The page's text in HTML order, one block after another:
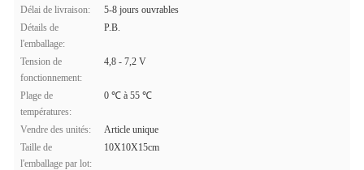
Délai de livraison:
5-8 jours ouvrables
Détails de
l'emballage:
P.B.
Tension de
fonctionnement:
4,8 - 7,2 V
Plage de
températures:
0 ℃ à 55 ℃
Vendre des unités:
Article unique
Taille de
l'emballage par lot:
10X10X15cm